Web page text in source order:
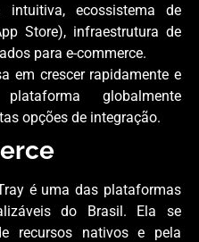
intuitiva, ecossistema de
Store), infraestrutura de
para e-commerce.
em crescer rapidamente e
globalmente
opções de integração.
é uma das plataformas
do Brasil. Ela se
recursos nativos e pela